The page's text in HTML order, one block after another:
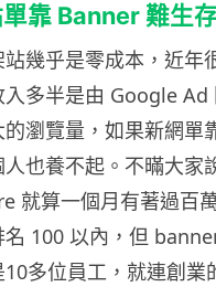
靠 Banner 難生
站幾乎是零成本，近年
入多半是由 Google Ad
的瀏覽量，如果新網單
也養不起。不暪大家
就算一個月有著過百
名 100 以內，但
多位員工，就連創業